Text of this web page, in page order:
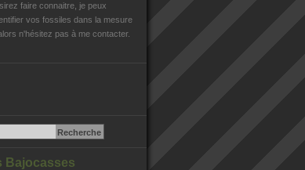
faire connaitre, je peux
vos fossiles dans la mesure
n'hésitez pas à me contacter.
Bajocasses